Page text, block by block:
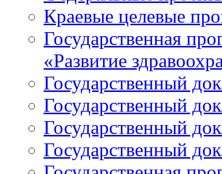
Краевые целевые
Государственная
«Развитие
Государственный
Государственный
Государственный
Государственный